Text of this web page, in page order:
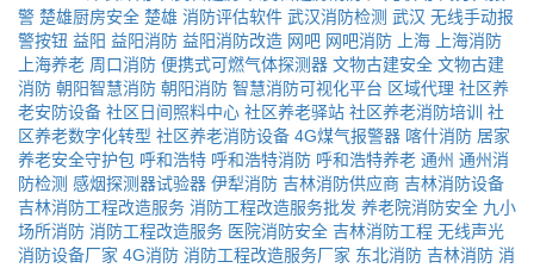
警 楚雄厨房安全 楚雄 消防评估软件 武汉消防检测 武汉 无线手动报
警按钮 益阳 益阳消防 益阳消防改造 网吧 网吧消防 上海
上海消防
上海养老 周口消防 便携式可燃气体探测器 文物古建安全 文物古建
消防 朝阳智慧消防 朝阳消防 智慧消防可视化平台 区域代理 社区养
老安防设备 社区日间照料中心 社区养老驿站 社区养老消防培训 社
区养老数字化转型 社区养老消防设备 4G煤气报警器 喀什消防 居家
养老安全守护包 呼和浩特 呼和浩特消防 呼和浩特养老 通州 通州消
防检测 感烟探测器试验器 伊犁消防 吉林消防供应商 吉林消防设备
吉林消防工程改造服务 消防工程改造服务批发 养老院消防安全 九小
场所消防 消防工程改造服务 医院消防安全 吉林消防工程 无线声光
消防设备厂家 4G消防 消防工程改造服务厂家 东北消防 吉林消防 消